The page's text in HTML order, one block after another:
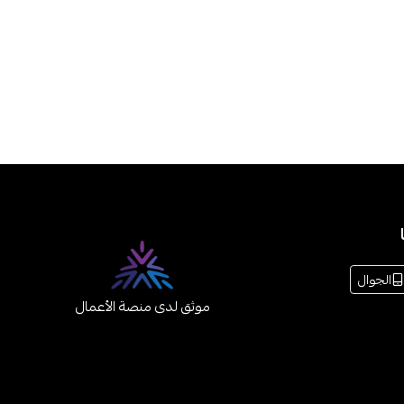
الجوال
موثق لدى منصة الأعمال